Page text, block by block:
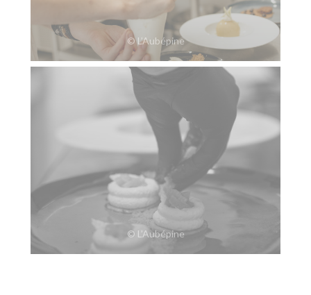
© L’Aubépine
© L’Aubépine